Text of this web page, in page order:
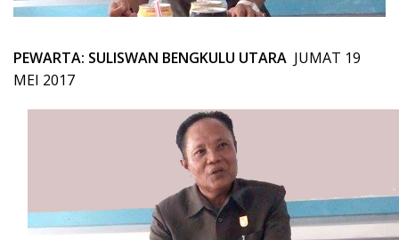
PEWARTA: SULISWAN BENGKULU UTARA JUMAT 19
MEI 2017